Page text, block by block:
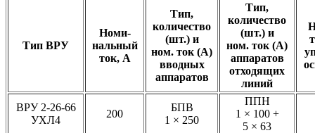
Тип ВРУ
Номи-
нальный
ток, А
Тип,
количество
(шт.) и
ном. ток (А)
вводных
аппаратов
Тип,
количество
(шт.) и
ном. ток (А)
аппаратов
отходящих
линий
ВРУ 2-26-66
УХЛ4
200
БПВ
1 × 250
ППН
1 × 100 +
5 × 63